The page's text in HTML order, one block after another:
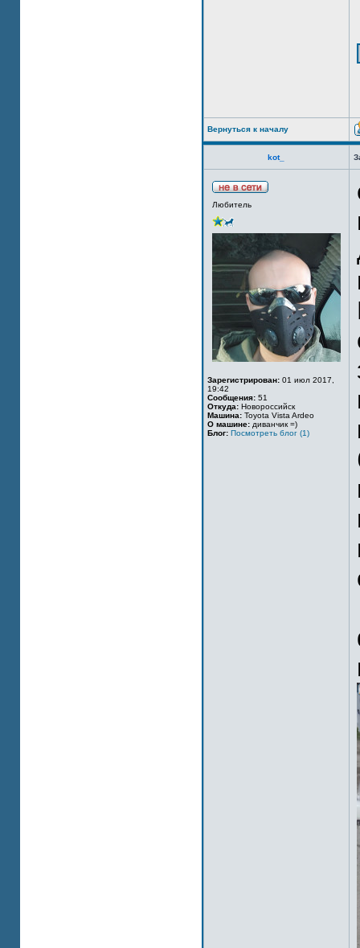
Вернуться к началу
kot_
Любитель
Зарегистрирован: 01 июл 2017,
19:42
Сообщения: 51
Откуда: Новороссийск
Машина: Toyota Vista Ardeo
О машине: диванчик =)
Блог: Посмотреть блог (1)